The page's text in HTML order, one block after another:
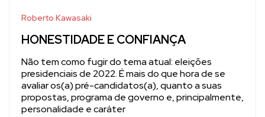
Roberto Kawasaki
HONESTIDADE E CONFIANÇA
Não tem como fugir do tema atual: eleições
presidenciais de 2022. É mais do que hora de se
avaliar os(a) pré-candidatos(a), quanto a suas
propostas, programa de governo e, principalmente,
personalidade e caráter